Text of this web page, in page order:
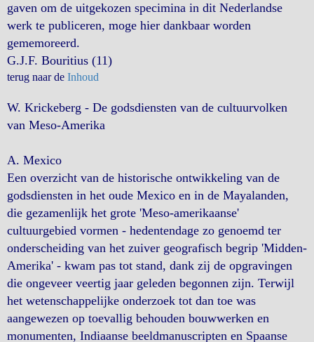
gaven om de uitgekozen specimina in dit Nederlandse
werk te publiceren, moge hier dankbaar worden
gememoreerd.
G.J.F. Bouritius (11)
terug naar de Inhoud
W. Krickeberg - De godsdiensten van de cultuurvolken
van Meso-Amerika
A. Mexico
Een overzicht van de historische ontwikkeling van de
godsdiensten in het oude Mexico en in de Mayalanden,
die gezamenlijk het grote 'Meso-amerikaanse'
cultuurgebied vormen - hedentendage zo genoemd ter
onderscheiding van het zuiver geografisch begrip 'Midden-
Amerika' - kwam pas tot stand, dank zij de opgravingen
die ongeveer veertig jaar geleden begonnen zijn. Terwijl
het wetenschappelijke onderzoek tot dan toe was
aangewezen op toevallig behouden bouwwerken en
monumenten, Indiaanse beeldmanuscripten en Spaanse